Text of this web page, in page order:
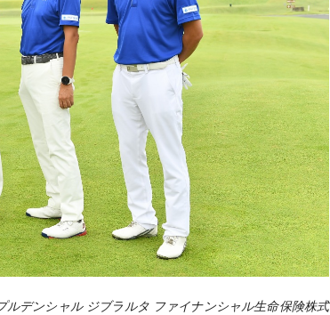
デンシャル ジブラルタ ファイナンシャル生命保険株式